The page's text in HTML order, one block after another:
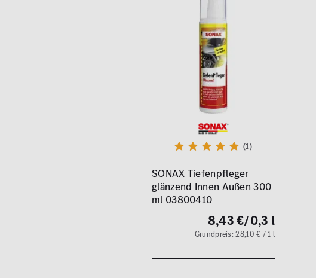
(1)
SONAX Tiefenpfleger
glänzend Innen Außen 300
ml 03800410
8,43 €/0,3 l
Grundpreis: 28,10 € / 1 l